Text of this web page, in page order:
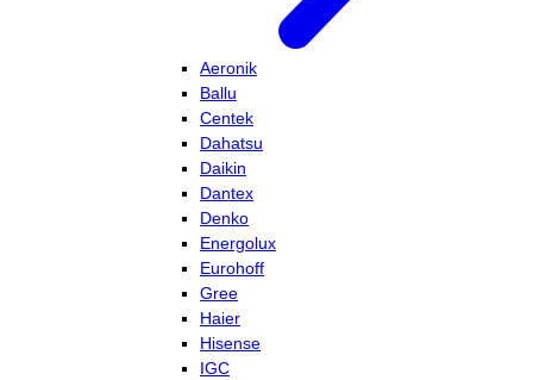
Aeronik
Ballu
Centek
Dahatsu
Daikin
Dantex
Denko
Energolux
Eurohoff
Gree
Haier
Hisense
IGC